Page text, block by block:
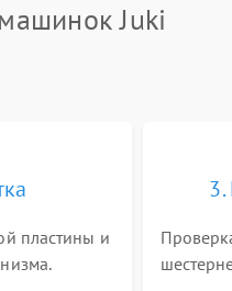
Juki
пластины и
3.